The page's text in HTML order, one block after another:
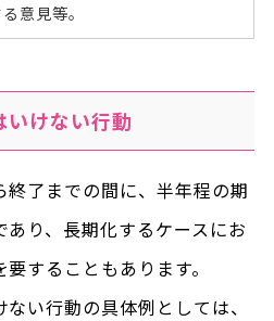
意見等。
いけない行動
了までの間に、半年程の期
り、長期化するケースにお
することもあります。
い行動の具体例としては、